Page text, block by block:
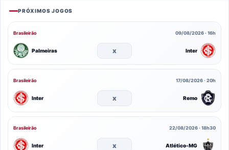
PRÓXIMOS JOGOS
Brasileirão 09/08/2026 · 16h
Palmeiras x Inter
Brasileirão 17/08/2026 · 20h
Inter x Remo
Brasileirão 22/08/2026 · 18h30
Inter x Atlético-MG